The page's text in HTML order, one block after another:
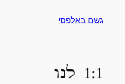
לתוכןגשם באלפסי
1:1 לנו